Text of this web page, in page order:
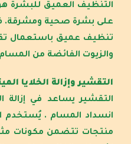
التنظيف العميق للبشرة
على بشرة صحية ومشرقة.
تنظيف عميق باستعمال
والزيوت الفائضة من
التقشير وإزالة الخلايا
التقشير يساعد في إزالة
انسداد المسام . يُستخدم
منتجات تتضمن مكونات